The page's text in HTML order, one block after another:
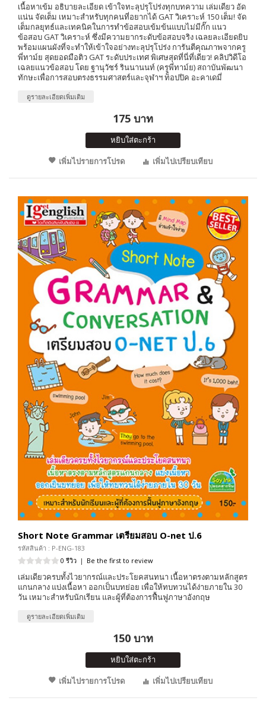
เนื้อหาเข้ม อธิบายละเอียด เข้าใจทะลุปรุโปร่งทุกบทความ เล่มเดียว อัด
แน่น จัดเต็ม เหมาะสำหรับทุกคนที่อยากได้ GAT วิเคราะห์ 150 เต็ม! จัด
เต็มกลยุทธ์และเทคนิคในการทำข้อสอบเข้มข้นแบบไม่มีกั๊ก แนว
ข้อสอบ GAT วิเคราะห์ ซึ่งมีความยากระดับข้อสอบจริง เฉลยละเอียดยิบ
พร้อมแผนผังที่จะทำให้เข้าใจอย่างทะลุปรุโปร่ง การันตีคุณภาพจากครู
พี่ทาม์ย สุดยอดมือติว GAT ระดับประเทศ พิเศษสุดที่นี่ที่เดียว! คลิปวิดีโอ
เฉลยแนวข้อสอบ โดย ฐานุวัชร์ รินนานนท์ (ครูพี่ทาม์ย) สถาบันพัฒนา
ทักษะเพื่อการสอบตรงธรรมศาสตร์และจุฬาฯ ท็อปปิค อะคาเดมี่
ดูรายละเอียดเพิ่มเติม
175 บาท
หยิบใส่ตะกร้า
เพิ่มไปรายการโปรด
เพิ่มไปเปรียบเทียบ
Short Note Grammar เตรียมสอบ O-net ป.6
รหัสสินค้า : P-ENG-183
0 รีวิว | Be the first to review
เล่มเดียวครบทั้งไวยากรณ์และประโยคสนทนา เนื้อหาตรงตามหลักสูตร
แกนกลาง แบ่งเนื้อหา ออกเป็นบทย่อย เพื่อให้ทบทวนได้ง่ายภายใน 30
วัน เหมาะสำหรับนักเรียน และผู้ที่ต้องการฟื้นฟูภาษาอังกฤษ
ดูรายละเอียดเพิ่มเติม
150 บาท
หยิบใส่ตะกร้า
เพิ่มไปรายการโปรด
เพิ่มไปเปรียบเทียบ